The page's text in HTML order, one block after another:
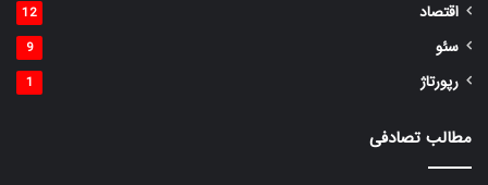
اقتصاد 12
سئو 9
رپورتاژ 1
مطالب تصادفی